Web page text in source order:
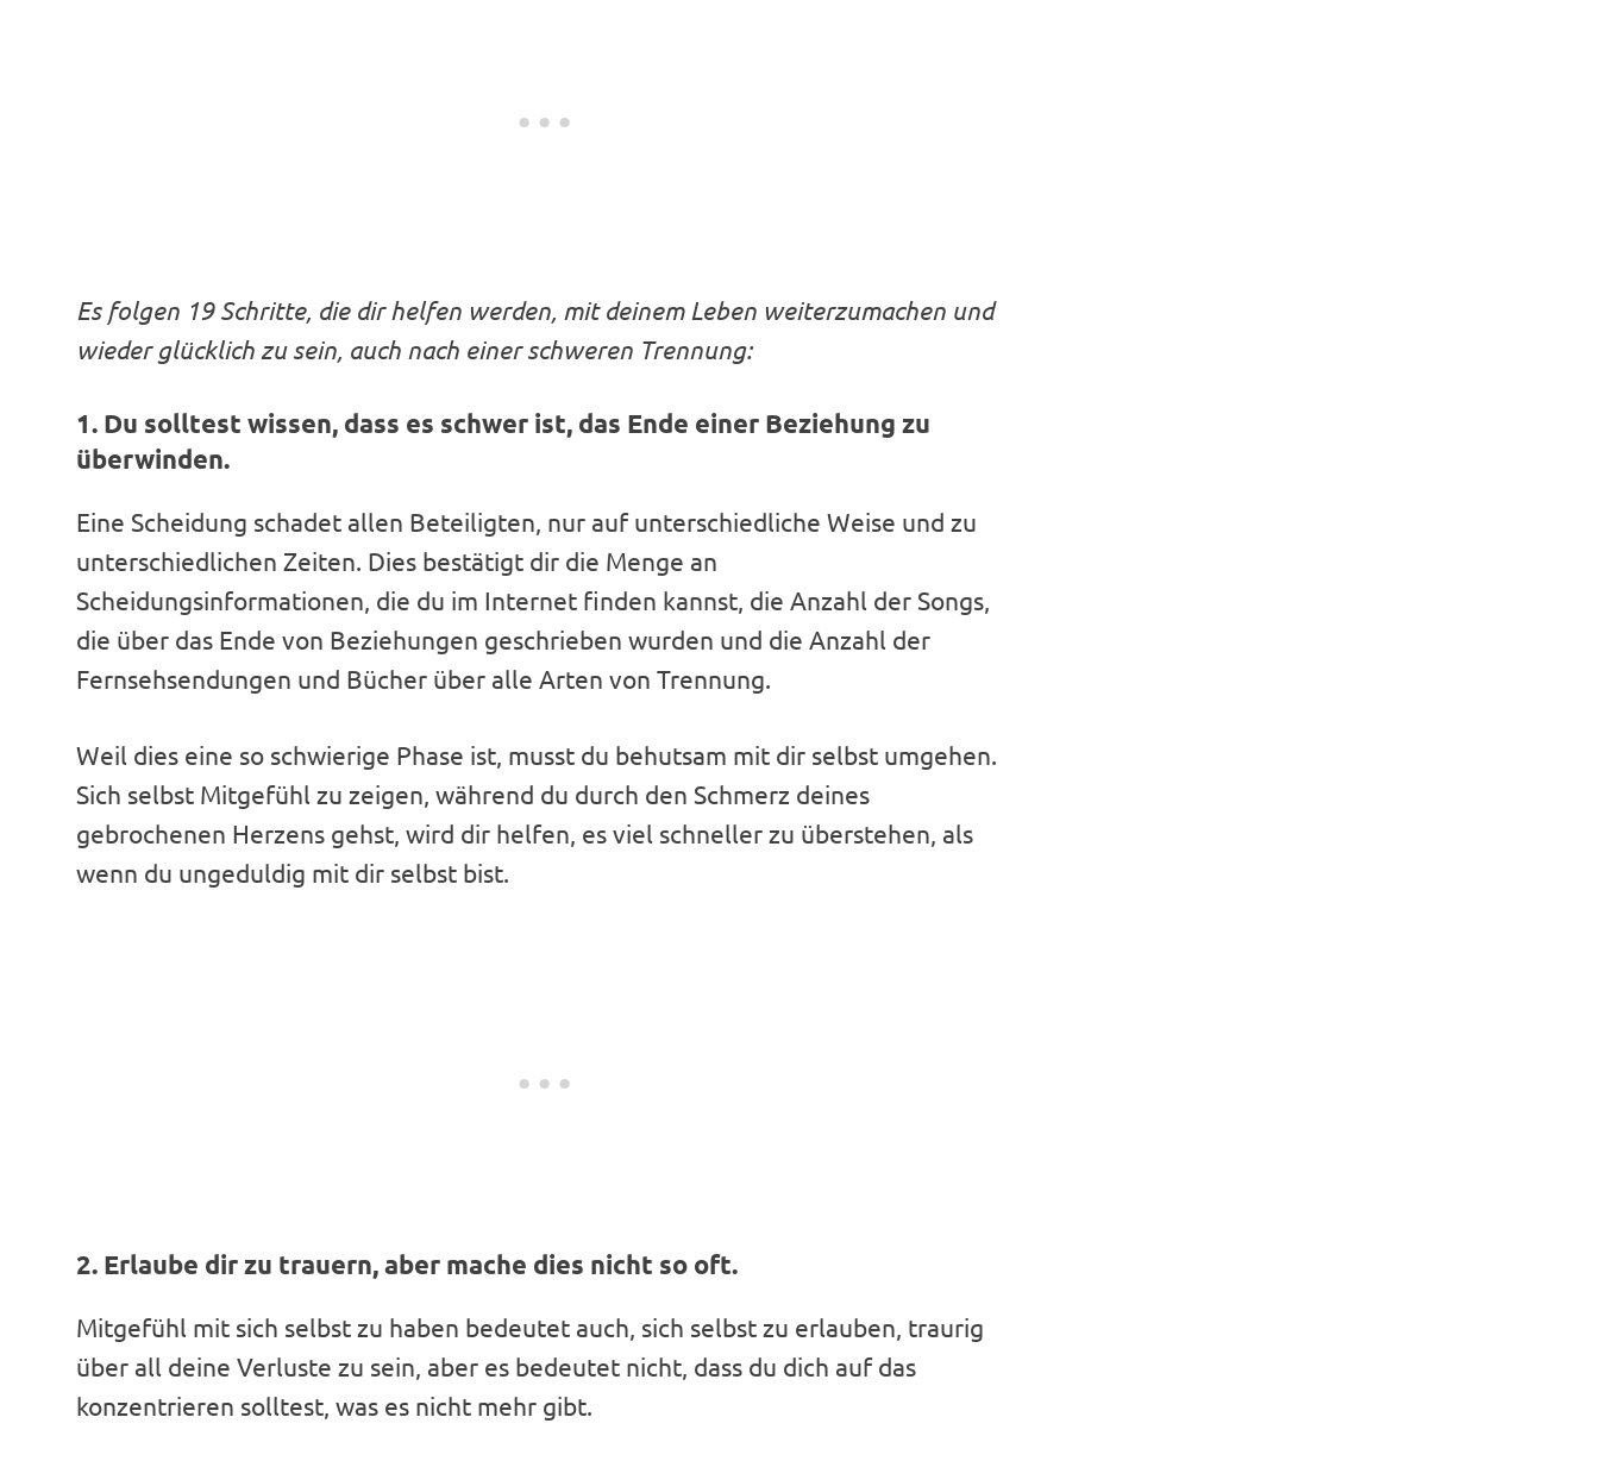
Es folgen 19 Schritte, die dir helfen werden, mit deinem Leben weiterzumachen und
wieder glücklich zu sein, auch nach einer schweren Trennung:
1. Du solltest wissen, dass es schwer ist, das Ende einer Beziehung zu
überwinden.
Eine Scheidung schadet allen Beteiligten, nur auf unterschiedliche Weise und zu
unterschiedlichen Zeiten. Dies bestätigt dir die Menge an
Scheidungsinformationen, die du im Internet finden kannst, die Anzahl der Songs,
die über das Ende von Beziehungen geschrieben wurden und die Anzahl der
Fernsehsendungen und Bücher über alle Arten von Trennung.
Weil dies eine so schwierige Phase ist, musst du behutsam mit dir selbst umgehen.
Sich selbst Mitgefühl zu zeigen, während du durch den Schmerz deines
gebrochenen Herzens gehst, wird dir helfen, es viel schneller zu überstehen, als
wenn du ungeduldig mit dir selbst bist.
2. Erlaube dir zu trauern, aber mache dies nicht so oft.
Mitgefühl mit sich selbst zu haben bedeutet auch, sich selbst zu erlauben, traurig
über all deine Verluste zu sein, aber es bedeutet nicht, dass du dich auf das
konzentrieren solltest, was es nicht mehr gibt.